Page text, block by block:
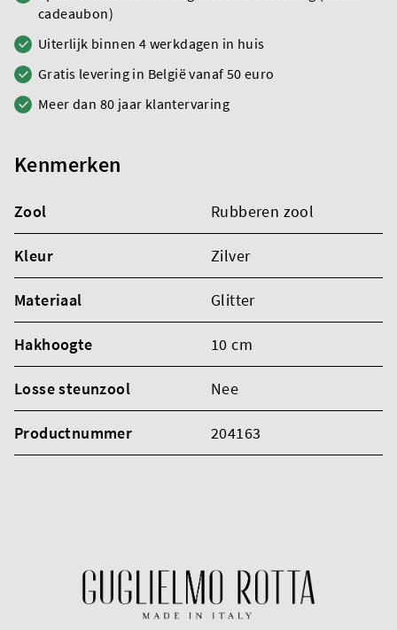
cadeaubon)
Uiterlijk binnen 4 werkdagen in huis
Gratis levering in België vanaf 50 euro
Meer dan 80 jaar klantervaring
Kenmerken
Zool Rubberen zool
Kleur Zilver
Materiaal Glitter
Hakhoogte 10 cm
Losse steunzool Nee
Productnummer 204163